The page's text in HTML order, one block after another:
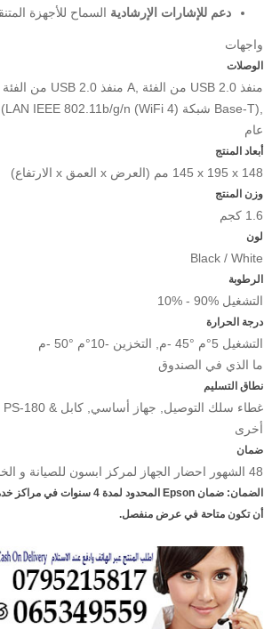
دعم للإشارات الإرشادية السماح للأجهزة
واجهات
الوصلات
منفذ USB 2.0 من الفئة A, منفذ USB 2.0 من الفئة
Base-T), شبكة (LAN IEEE 802.11b/g/n (WiFi 4)
عام
أبعاد المنتج
145‎ x 195 x 148 مم (العرض x العمق x الارتفاع)
وزن المنتج
1.6 كجم
لون
Black / White
الرطوبة
التشغيل 10% - 90%
درجة الحرارة
التشغيل 5°م - 45°م, التخزين -10°م - 50°م
ما الذي في الصندوق
نطاق التسليم
غطاء سلك التوصيل, جهاز أساسي, كابل PS-180 &
أخرى
ضمان
48 الشهور احضار الجهاز لمركز ابسون للصيانة و
أن تكون متاحة في عرض منفصل.